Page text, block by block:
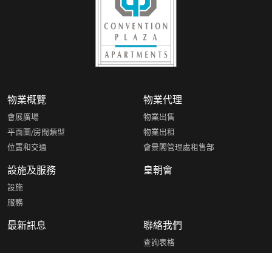
物業概覽
會展廣場
平面圖/房間類型
位置和交通
物業代理
物業出售
物業出租
會景閣管理處租售部
設施及服務
設施
服務
皇朝會
最新訊息 聯絡我們
查詢表格